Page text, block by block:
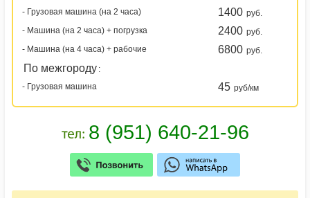
- Грузовая машина (на 2 часа)
1400 руб.
- Машина (на 2 часа) + погрузка
2400 руб.
- Машина (на 4 часа) + рабочие
6800 руб.
По межгороду :
- Грузовая машина
45 руб/км